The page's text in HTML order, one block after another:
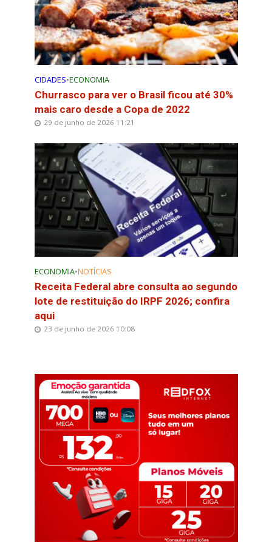
CIDADES•ECONOMIA
Churrasco para ver o Brasil ficou até 30%
mais caro desde a Copa de 2022
29 de junho de 2026 11:21
ECONOMIA•NOTÍCIAS
Receita Federal abre consulta ao segundo
lote de restituição do IRPF 2026; confira
aqui
23 de junho de 2026 10:08